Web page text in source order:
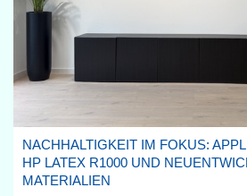
NACHHALTIGKEIT IM FOKUS:
HP LATEX R1000 UND
MATERIALIEN